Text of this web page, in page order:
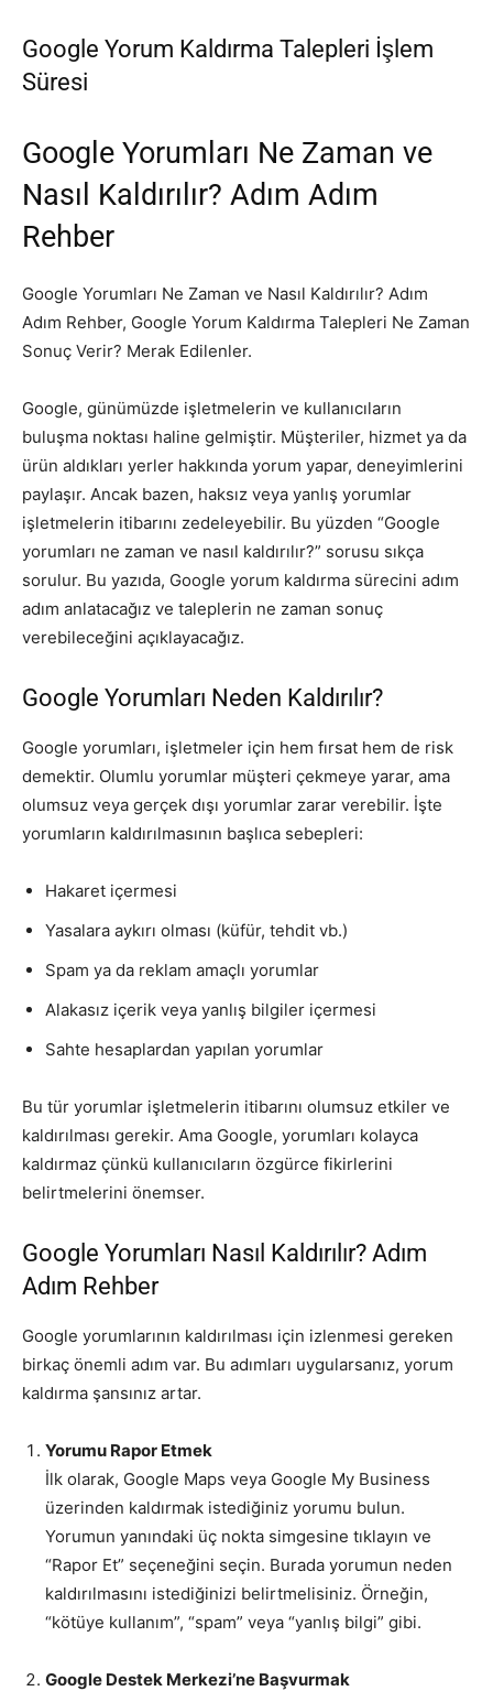
Google Yorum Kaldırma Talepleri İşlem
Süresi
Google Yorumları Ne Zaman ve
Nasıl Kaldırılır? Adım Adım
Rehber
Google Yorumları Ne Zaman ve Nasıl Kaldırılır? Adım
Adım Rehber, Google Yorum Kaldırma Talepleri Ne Zaman
Sonuç Verir? Merak Edilenler.
Google, günümüzde işletmelerin ve kullanıcıların
buluşma noktası haline gelmiştir. Müşteriler, hizmet ya da
ürün aldıkları yerler hakkında yorum yapar, deneyimlerini
paylaşır. Ancak bazen, haksız veya yanlış yorumlar
işletmelerin itibarını zedeleyebilir. Bu yüzden “Google
yorumları ne zaman ve nasıl kaldırılır?” sorusu sıkça
sorulur. Bu yazıda, Google yorum kaldırma sürecini adım
adım anlatacağız ve taleplerin ne zaman sonuç
verebileceğini açıklayacağız.
Google Yorumları Neden Kaldırılır?
Google yorumları, işletmeler için hem fırsat hem de risk
demektir. Olumlu yorumlar müşteri çekmeye yarar, ama
olumsuz veya gerçek dışı yorumlar zarar verebilir. İşte
yorumların kaldırılmasının başlıca sebepleri:
Hakaret içermesi
Yasalara aykırı olması (küfür, tehdit vb.)
Spam ya da reklam amaçlı yorumlar
Alakasız içerik veya yanlış bilgiler içermesi
Sahte hesaplardan yapılan yorumlar
Bu tür yorumlar işletmelerin itibarını olumsuz etkiler ve
kaldırılması gerekir. Ama Google, yorumları kolayca
kaldırmaz çünkü kullanıcıların özgürce fikirlerini
belirtmelerini önemser.
Google Yorumları Nasıl Kaldırılır? Adım
Adım Rehber
Google yorumlarının kaldırılması için izlenmesi gereken
birkaç önemli adım var. Bu adımları uygularsanız, yorum
kaldırma şansınız artar.
Yorumu Rapor Etmek
İlk olarak, Google Maps veya Google My Business
üzerinden kaldırmak istediğiniz yorumu bulun.
Yorumun yanındaki üç nokta simgesine tıklayın ve
“Rapor Et” seçeneğini seçin. Burada yorumun neden
kaldırılmasını istediğinizi belirtmelisiniz. Örneğin,
“kötüye kullanım”, “spam” veya “yanlış bilgi” gibi.
Google Destek Merkezi’ne Başvurmak